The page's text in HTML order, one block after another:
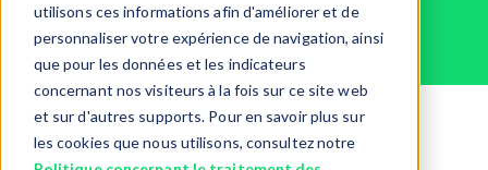
utilisons ces informations afin d'améliorer et de
personnaliser votre expérience de navigation, ainsi
que pour les données et les indicateurs
concernant nos visiteurs à la fois sur ce site web
et sur d'autres supports. Pour en savoir plus sur
les cookies que nous utilisons, consultez notre